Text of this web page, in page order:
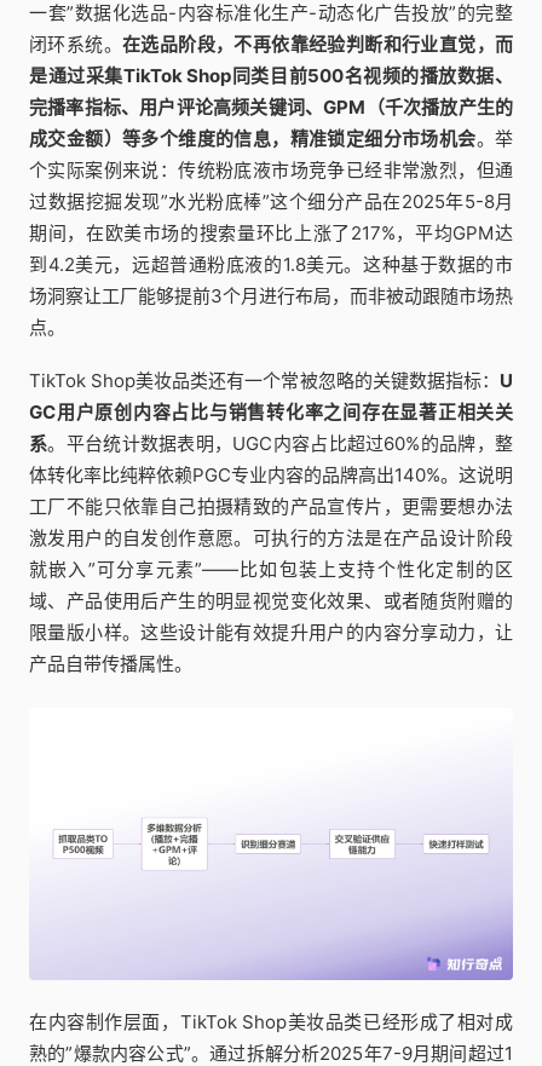
一套”数据化选品-内容标准化生产-动态化广告投放”的完整
闭环系统。 在选品阶段，不再依靠经验判断和行业直觉，而
是通过采集TikTok Shop同类目前500名视频的播放数据、
完播率指标、用户评论高频关键词、GPM（千次播放产生的
成交金额）等多个维度的信息，精准锁定细分市场机会。举
个实际案例来说：传统粉底液市场竞争已经非常激烈，但通
过数据挖掘发现”水光粉底棒”这个细分产品在2025年5-8月
期间，在欧美市场的搜索量环比上涨了217%，平均GPM达
到4.2美元，远超普通粉底液的1.8美元。这种基于数据的市
场洞察让工厂能够提前3个月进行布局，而非被动跟随市场热
点。
TikTok Shop美妆品类还有一个常被忽略的关键数据指标： U
GC用户原创内容占比与销售转化率之间存在显著正相关关
系。平台统计数据表明，UGC内容占比超过60%的品牌，整
体转化率比纯粹依赖PGC专业内容的品牌高出140%。这说明
工厂不能只依靠自己拍摄精致的产品宣传片，更需要想办法
激发用户的自发创作意愿。可执行的方法是在产品设计阶段
就嵌入”可分享元素”——比如包装上支持个性化定制的区
域、产品使用后产生的明显视觉变化效果、或者随货附赠的
限量版小样。这些设计能有效提升用户的内容分享动力，让
产品自带传播属性。
在内容制作层面，TikTok Shop美妆品类已经形成了相对成
熟的”爆款内容公式”。通过拆解分析2025年7-9月期间超过1